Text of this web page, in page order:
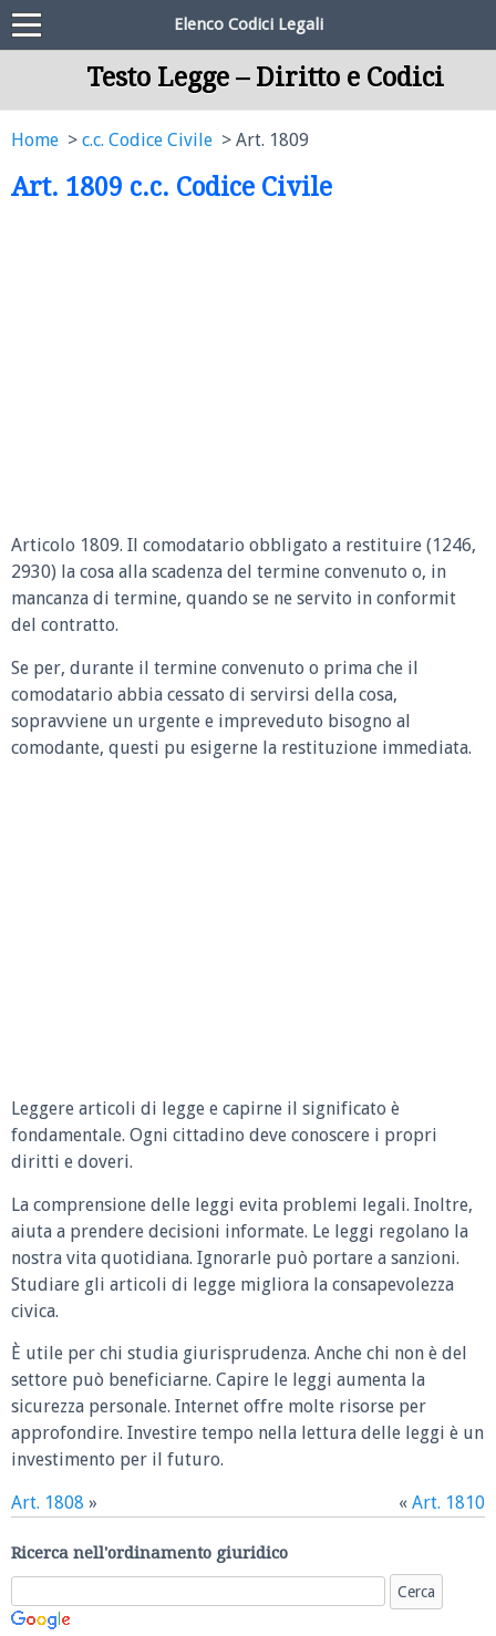
Elenco Codici Legali
Testo Legge – Diritto e Codici
Home c.c. Codice Civile Art. 1809
Art. 1809 c.c. Codice Civile
Articolo 1809. Il comodatario obbligato a restituire (1246,
2930) la cosa alla scadenza del termine convenuto o, in
mancanza di termine, quando se ne servito in conformit
del contratto.
Se per, durante il termine convenuto o prima che il
comodatario abbia cessato di servirsi della cosa,
sopravviene un urgente e impreveduto bisogno al
comodante, questi pu esigerne la restituzione immediata.
Leggere articoli di legge e capirne il significato è
fondamentale. Ogni cittadino deve conoscere i propri
diritti e doveri.
La comprensione delle leggi evita problemi legali. Inoltre,
aiuta a prendere decisioni informate. Le leggi regolano la
nostra vita quotidiana. Ignorarle può portare a sanzioni.
Studiare gli articoli di legge migliora la consapevolezza
civica.
È utile per chi studia giurisprudenza. Anche chi non è del
settore può beneficiarne. Capire le leggi aumenta la
sicurezza personale. Internet offre molte risorse per
approfondire. Investire tempo nella lettura delle leggi è un
investimento per il futuro.
Art. 1808 » « Art. 1810
Ricerca nell'ordinamento giuridico